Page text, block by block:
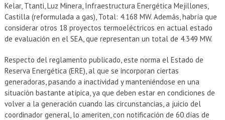
Kelar, Ttanti, Luz Minera, Infraestructura Energética Mejillones,
Castilla (reformulada a gas), Total: 4.168 MW. Además, habría que
considerar otros 18 proyectos termoeléctricos en actual estado
de evaluación en el SEA, que representan un total de 4.349 MW.
Respecto del reglamento publicado, este norma el Estado de
Reserva Energética (ERE), al que se incorporan ciertas
generadoras, pasando a inactividad y manteniéndose en una
situación bastante atípica, ya que deben estar en condiciones de
volver a la generación cuando las circunstancias, a juicio del
coordinador general, lo ameriten, con notificación de 60 días de